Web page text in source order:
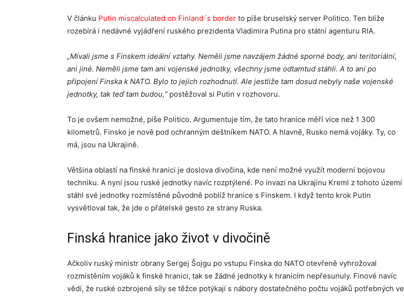
V článku Putin miscalculated on Finland´s border to píše bruselský server Politico. Ten blíže
rozebírá i nedávné vyjádření ruského prezidenta Vladimira Putina pro státní agenturu RIA.
„Mívali jsme s Finskem ideální vztahy. Neměli jsme navzájem žádné sporné body, ani teritoriální,
ani jiné. Neměli jsme tam ani vojenské jednotky, všechny jsme odtamtud stáhli. A to ani po
připojení Finska k NATO. Bylo to jejich rozhodnutí. Ale jestliže tam dosud nebyly naše vojenské
jednotky, tak teď tam budou,“ postěžoval si Putin v rozhovoru.
To je ovšem nemožné, píše Politico. Argumentuje tím, že tato hranice měří více než 1 300
kilometrů. Finsko je nově pod ochranným deštníkem NATO. A hlavně, Rusko nemá vojáky. Ty, co
má, jsou na Ukrajině.
Většina oblastí na finské hranici je doslova divočina, kde není možné využít moderní bojovou
techniku. A nyní jsou ruské jednotky navíc rozptýlené. Po invazi na Ukrajinu Kreml z tohoto území
stáhl své jednotky rozmístěné původně poblíž hranice s Finskem. I když tento krok Putin
vysvětloval tak, že jde o přátelské gesto ze strany Ruska.
Finská hranice jako život v divočině
Ačkoliv ruský ministr obrany Sergej Šojgu po vstupu Finska do NATO otevřeně vyhrožoval
rozmístěním vojáků k finské hranici, tak se žádné jednotky k hranicím nepřesunuly. Finové navíc
vědí, že ruské ozbrojené síly se těžce potýkají s nábory dostatečného počtu vojáků potřebných ve